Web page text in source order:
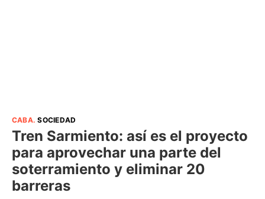
CABA.SOCIEDAD
Tren Sarmiento: así es el proyecto
para aprovechar una parte del
soterramiento y eliminar 20
barreras